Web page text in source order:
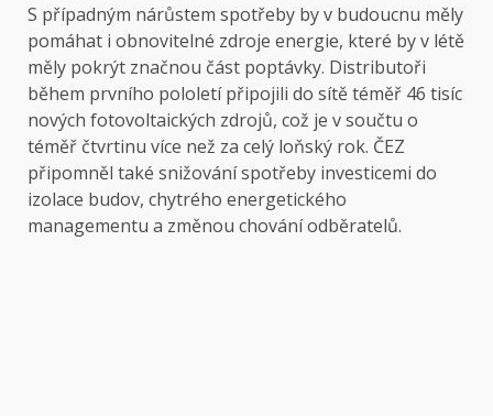
S případným nárůstem spotřeby by v budoucnu měly
pomáhat i obnovitelné zdroje energie, které by v létě
měly pokrýt značnou část poptávky. Distributoři
během prvního pololetí připojili do sítě téměř 46 tisíc
nových fotovoltaických zdrojů, což je v součtu o
téměř čtvrtinu více než za celý loňský rok. ČEZ
připomněl také snižování spotřeby investicemi do
izolace budov, chytrého energetického
managementu a změnou chování odběratelů.